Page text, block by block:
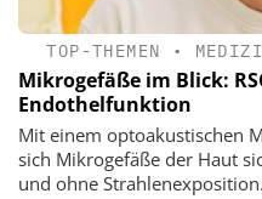
TOP-THEMEN •
Mikrogefäße im Blick:
Endothelfunktion
Mit einem optoakustischen
sich Mikrogefäße der Haut
und ohne Strahlenexposition.